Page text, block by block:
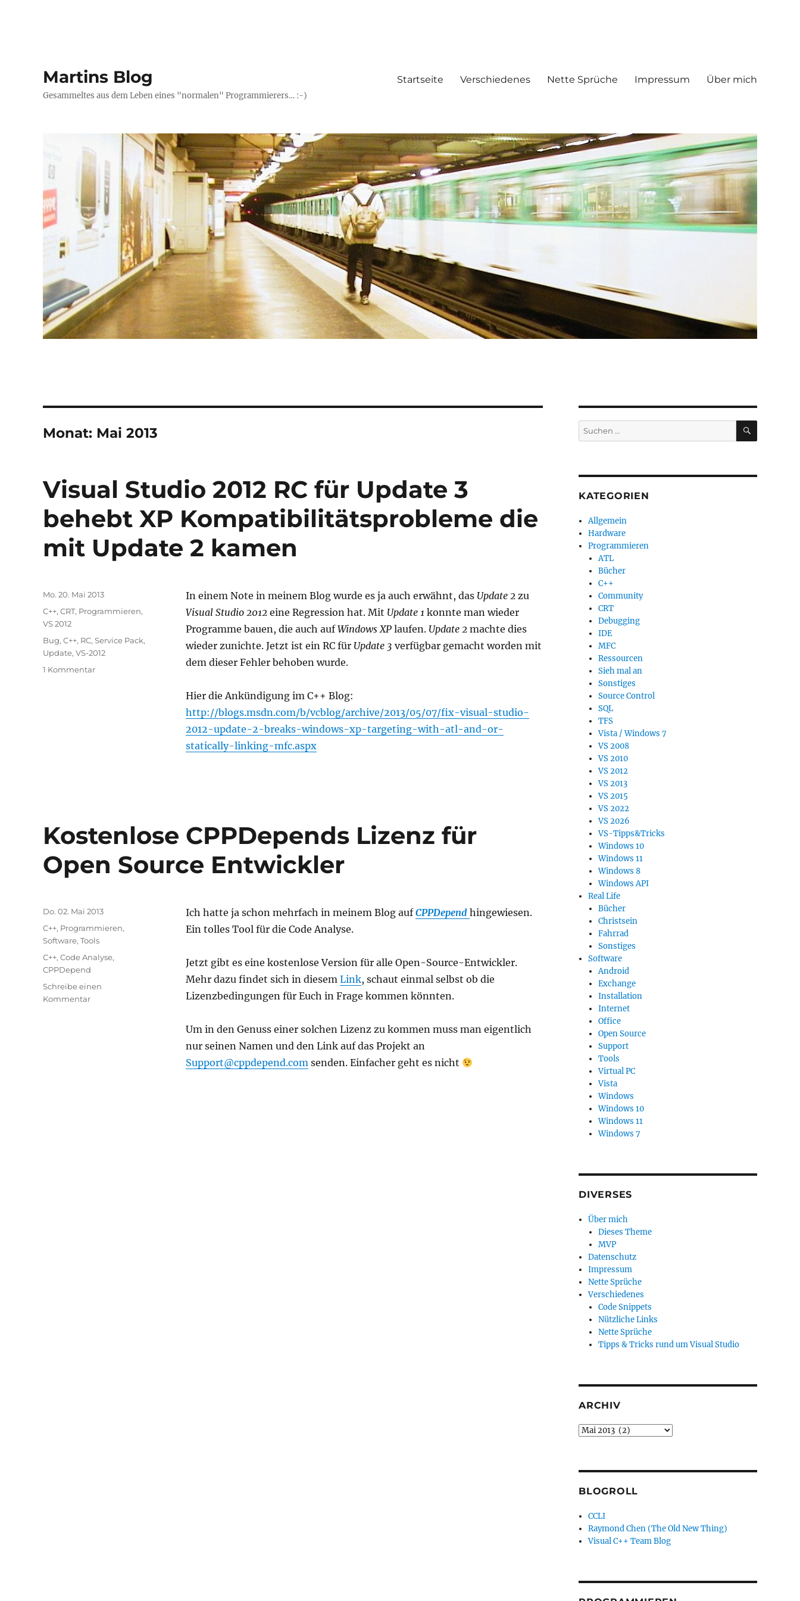
Martins Blog
Gesammeltes aus dem Leben eines "normalen" Programmierers… :-)
Startseite Verschiedenes Nette Sprüche Impressum Über mich
Monat: Mai 2013
Visual Studio 2012 RC für Update 3
behebt XP Kompatibilitätsprobleme die
mit Update 2 kamen
In einem Note in meinem Blog wurde es ja auch erwähnt, das Update 2 zu
Visual Studio 2012 eine Regression hat. Mit Update 1 konnte man wieder
Programme bauen, die auch aufWindows XP laufen. Update 2 machte dies
wieder zunichte. Jetzt ist ein RC für Update 3 verfügbar gemacht worden mit
dem dieser Fehler behoben wurde.
Hier die Ankündigung im C++ Blog:
http://blogs.msdn.com/b/vcblog/archive/2013/05/07/fix-visual-studio-
2012-update-2-breaks-windows-xp-targeting-with-atl-and-or-
statically-linking-mfc.aspx
Veröffentlicht
Mo. 20. Mai 2013
Kategorien
C++, CRT, Programmieren,
VS 2012
Schlagwörter
Bug, C++, RC, Service Pack,
Update, VS-2012
1 Kommentarzu
Update
2
kamen
Kostenlose CPPDepends Lizenz für
Open Source Entwickler
Ich hatte ja schon mehrfach in meinem Blog aufCPPDepend hingewiesen.
Ein tolles Tool für die Code Analyse.
Jetzt gibt es eine kostenlose Version für alle Open-Source-Entwickler.
Mehr dazu findet sich in diesem Link, schaut einmal selbst ob die
Lizenzbedingungen für Euch in Frage kommen könnten.
Um in den Genuss einer solchen Lizenz zu kommen muss man eigentlich
nur seinen Namen und den Link auf das Projekt an
Support@cppdepend.com senden. Einfacher geht es nicht
Veröffentlicht
Do. 02. Mai 2013
Kategorien
C++, Programmieren,
Software, Tools
Schlagwörter
C++, Code Analyse,
CPPDepend
Schreibe einen
Kommentarzu
Suchen
nach:
SUCHEN
KATEGORIEN
Allgemein
Hardware
Programmieren
ATL
Bücher
C++
Community
CRT
Debugging
IDE
MFC
Ressourcen
Sieh mal an
Sonstiges
Source Control
SQL
TFS
Vista / Windows 7
VS 2008
VS 2010
VS 2012
VS 2013
VS 2015
VS 2022
VS 2026
VS-Tipps&Tricks
Windows 10
Windows 11
Windows 8
Windows API
Real Life
Bücher
Christsein
Fahrrad
Sonstiges
Software
Android
Exchange
Installation
Internet
Office
Open Source
Support
Tools
Virtual PC
Vista
Windows
Windows 10
Windows 11
Windows 7
DIVERSES
Über mich
Dieses Theme
MVP
Datenschutz
Impressum
Nette Sprüche
Verschiedenes
Code Snippets
Nützliche Links
Nette Sprüche
Tipps & Tricks rund um Visual Studio
ARCHIV
Archiv
BLOGROLL
CCLI
Raymond Chen (The Old New Thing)
Visual C++ Team Blog